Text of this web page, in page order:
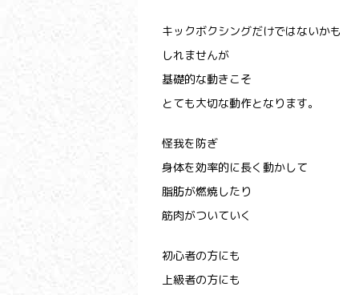
キックボクシングだけではないかも
しれませんが
基礎的な動きこそ
とても大切な動作となります。
怪我を防ぎ
身体を効率的に長く動かして
脂肪が燃焼したり
筋肉がついていく
初心者の方にも
上級者の方にも